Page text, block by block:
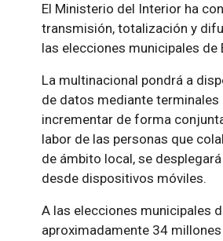
El Ministerio del Interior ha
transmisión, totalización y
las elecciones municipales
La multinacional pondrá a
de datos mediante
incrementar de forma
labor de las personas que
de ámbito local, se
desde dispositivos móviles.
A las elecciones municipales
aproximadamente 34